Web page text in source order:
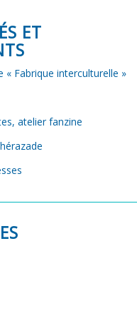
ET
« Fabrique interculturelle »
atelier fanzine